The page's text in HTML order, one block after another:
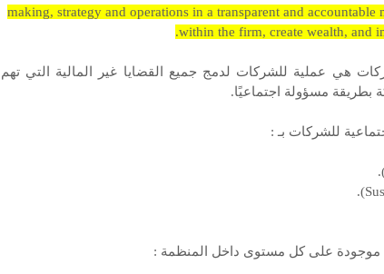
making, strategy and operations in a transparent and accountable
within the firm, create wealth, and
هي عملية للشركات لدمج جميع القضايا غير المالية التي تهم
بطريقة مسؤولة اجتماعيًا.
للشركات بـ :
موجودة على كل مستوى داخل المنظمة :